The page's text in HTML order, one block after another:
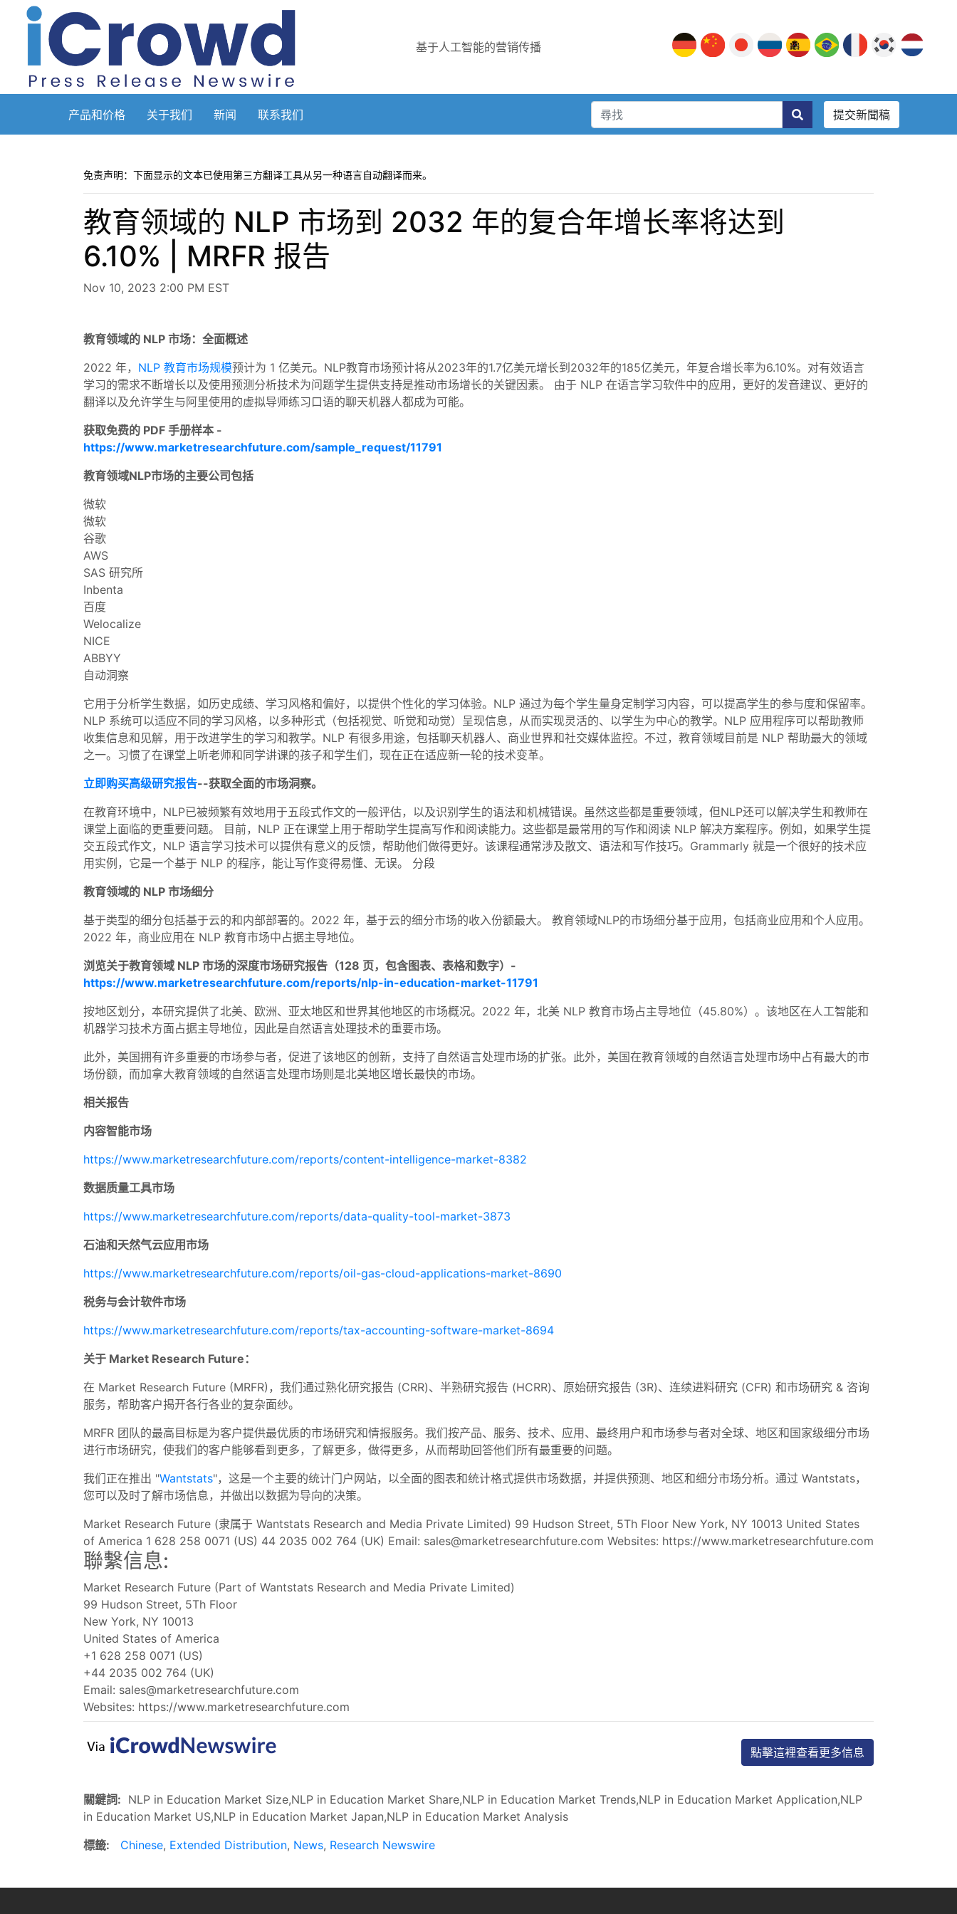
基于人工智能的营销传播
产品和价格 关于我们 新闻 联系我们 提交新聞稿
免责声明：下面显示的文本已使用第三方翻译工具从另一种语言自动翻译而来。
教育领域的 NLP 市场到 2032 年的复合年增长率将达到
6.10% | MRFR 报告
Nov 10, 2023 2:00 PM EST
教育领域的 NLP 市场：全面概述
2022 年， NLP 教育市场规模预计为 1 亿美元。NLP教育市场预计将从2023年的1.7亿美元增长到2032年的185亿美元，年复合增长率为6.10%。对有效语言
学习的需求不断增长以及使用预测分析技术为问题学生提供支持是推动市场增长的关键因素。 由于 NLP 在语言学习软件中的应用，更好的发音建议、更好的
翻译以及允许学生与阿里使用的虚拟导师练习口语的聊天机器人都成为可能。
获取免费的 PDF 手册样本 -
https://www.marketresearchfuture.com/sample_request/11791
教育领域NLP市场的主要公司包括
微软
微软
谷歌
AWS
SAS 研究所
Inbenta
百度
Welocalize
NICE
ABBYY
自动洞察
它用于分析学生数据，如历史成绩、学习风格和偏好，以提供个性化的学习体验。NLP 通过为每个学生量身定制学习内容，可以提高学生的参与度和保留率。
NLP 系统可以适应不同的学习风格，以多种形式（包括视觉、听觉和动觉）呈现信息，从而实现灵活的、以学生为中心的教学。NLP 应用程序可以帮助教师
收集信息和见解，用于改进学生的学习和教学。NLP 有很多用途，包括聊天机器人、商业世界和社交媒体监控。不过，教育领域目前是 NLP 帮助最大的领域
之一。习惯了在课堂上听老师和同学讲课的孩子和学生们，现在正在适应新一轮的技术变革。
立即购买高级研究报告--获取全面的市场洞察。
在教育环境中，NLP已被频繁有效地用于五段式作文的一般评估，以及识别学生的语法和机械错误。虽然这些都是重要领域，但NLP还可以解决学生和教师在
课堂上面临的更重要问题。 目前，NLP 正在课堂上用于帮助学生提高写作和阅读能力。这些都是最常用的写作和阅读 NLP 解决方案程序。例如，如果学生提
交五段式作文，NLP 语言学习技术可以提供有意义的反馈，帮助他们做得更好。该课程通常涉及散文、语法和写作技巧。Grammarly 就是一个很好的技术应
用实例，它是一个基于 NLP 的程序，能让写作变得易懂、无误。 分段
教育领域的 NLP 市场细分
基于类型的细分包括基于云的和内部部署的。2022 年，基于云的细分市场的收入份额最大。 教育领域NLP的市场细分基于应用，包括商业应用和个人应用。
2022 年，商业应用在 NLP 教育市场中占据主导地位。
浏览关于教育领域 NLP 市场的深度市场研究报告（128 页，包含图表、表格和数字）-
https://www.marketresearchfuture.com/reports/nlp-in-education-market-11791
按地区划分，本研究提供了北美、欧洲、亚太地区和世界其他地区的市场概况。2022 年，北美 NLP 教育市场占主导地位（45.80%）。该地区在人工智能和
机器学习技术方面占据主导地位，因此是自然语言处理技术的重要市场。
此外，美国拥有许多重要的市场参与者，促进了该地区的创新，支持了自然语言处理市场的扩张。此外，美国在教育领域的自然语言处理市场中占有最大的市
场份额，而加拿大教育领域的自然语言处理市场则是北美地区增长最快的市场。
相关报告
内容智能市场
https://www.marketresearchfuture.com/reports/content-intelligence-market-8382
数据质量工具市场
https://www.marketresearchfuture.com/reports/data-quality-tool-market-3873
石油和天然气云应用市场
https://www.marketresearchfuture.com/reports/oil-gas-cloud-applications-market-8690
税务与会计软件市场
https://www.marketresearchfuture.com/reports/tax-accounting-software-market-8694
关于 Market Research Future：
在 Market Research Future (MRFR)，我们通过熟化研究报告 (CRR)、半熟研究报告 (HCRR)、原始研究报告 (3R)、连续进料研究 (CFR) 和市场研究 & 咨询
服务，帮助客户揭开各行各业的复杂面纱。
MRFR 团队的最高目标是为客户提供最优质的市场研究和情报服务。我们按产品、服务、技术、应用、最终用户和市场参与者对全球、地区和国家级细分市场
进行市场研究，使我们的客户能够看到更多，了解更多，做得更多，从而帮助回答他们所有最重要的问题。
我们正在推出 "Wantstats"，这是一个主要的统计门户网站，以全面的图表和统计格式提供市场数据，并提供预测、地区和细分市场分析。通过 Wantstats，
您可以及时了解市场信息，并做出以数据为导向的决策。
Market Research Future (隶属于 Wantstats Research and Media Private Limited) 99 Hudson Street, 5Th Floor New York, NY 10013 United States
of America 1 628 258 0071 (US) 44 2035 002 764 (UK) Email: sales@marketresearchfuture.com Websites: https://www.marketresearchfuture.com
聯繫信息:
Market Research Future (Part of Wantstats Research and Media Private Limited)
99 Hudson Street, 5Th Floor
New York, NY 10013
United States of America
+1 628 258 0071 (US)
+44 2035 002 764 (UK)
Email: sales@marketresearchfuture.com
Websites: https://www.marketresearchfuture.com
點擊這裡查看更多信息
關鍵詞: NLP in Education Market Size,NLP in Education Market Share,NLP in Education Market Trends,NLP in Education Market Application,NLP
in Education Market US,NLP in Education Market Japan,NLP in Education Market Analysis
標籤:
Chinese, Extended Distribution, News, Research Newswire